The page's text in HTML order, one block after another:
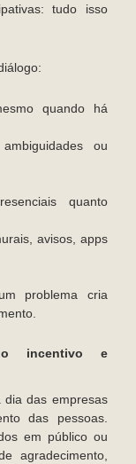
tudo isso
quando há
ou
quanto
avisos, apps
problema cria
incentivo e
dia das empresas
das pessoas.
em público ou
agradecimento,